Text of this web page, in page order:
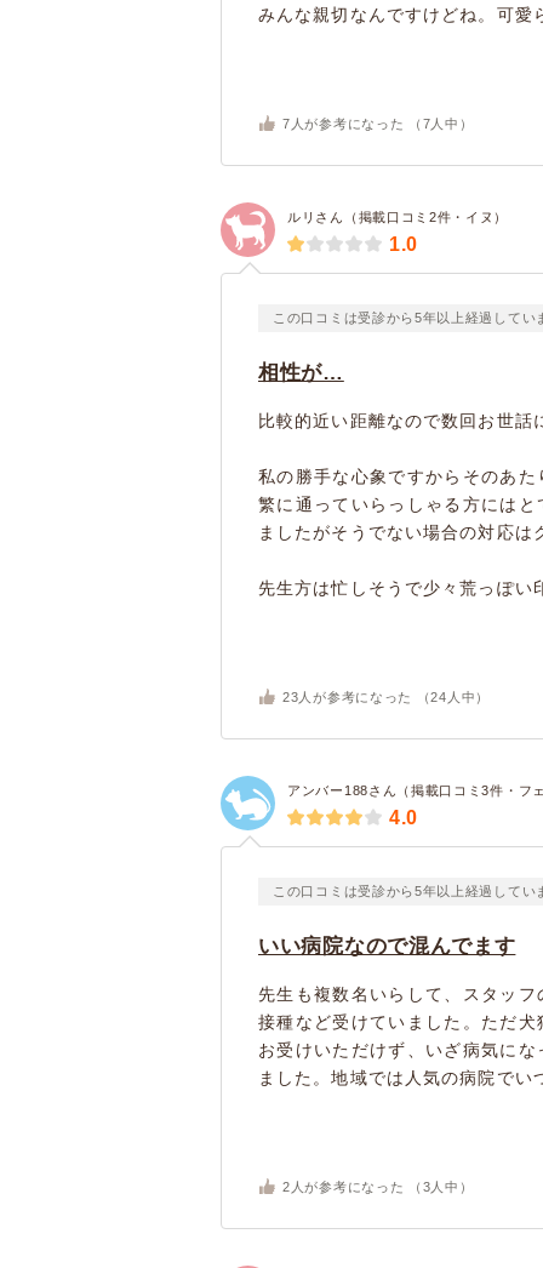
みんな親切なんですけどね。可愛
7 人が参考になった （ 7 人中）
ルリさん（掲載口コミ2件・イヌ）
1.0
この口コミは受診から5年以上経過してい
相性が…
比較的近い距離なので数回お世話
私の勝手な心象ですからそのあ
繁に通っていらっしゃる方には
ましたがそうでない場合の対応は
先生方は忙しそうで少々荒っぽい
23 人が参考になった （24 人中）
アンバー188さん（掲載口コミ3件・フ
4.0
この口コミは受診から5年以上経過してい
いい病院なので混んでます
先生も複数名いらして、スタッ
接種など受けていました。ただ
お受けいただけず、いざ病気に
ました。地域では人気の病院でい
2 人が参考になった （ 3 人中）